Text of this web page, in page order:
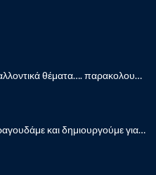
Τα πρώτα μας podcasts για περιβαλλοντικά θέματα…. παρακολουθήστε μας…
Γιορτή Λήξης Σχολικού Έτους: «Τραγουδάμε και δημιουργούμε για την ειρήνη!”